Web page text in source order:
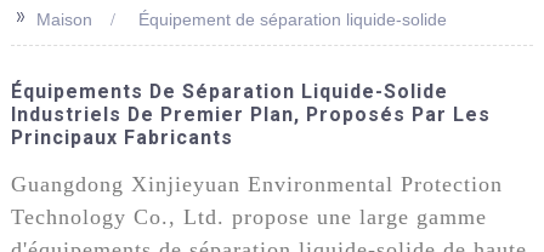
>> Maison Équipement de séparation liquide-solide
Équipements De Séparation Liquide-Solide
Industriels De Premier Plan, Proposés Par Les
Principaux Fabricants
Guangdong Xinjieyuan Environmental Protection
Technology Co., Ltd. propose une large gamme